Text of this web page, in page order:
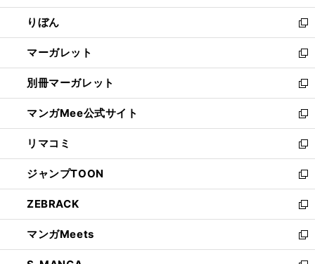
開
く
ウ
で
開
く
ン
ド
ウ
で
開
く
ウ
ィ
ン
ド
ウ
で
開
く
りぼん
新
し
い
ウ
ィ
ン
ド
ウ
で
開
く
マーガレット
新
し
い
ウ
ィ
ン
ド
ウ
で
開
く
別冊マーガレット
新
し
い
ウ
ィ
ン
ド
ウ
で
開
く
マンガMee公式サイト
新
し
い
ウ
ィ
ン
ド
ウ
で
開
リマコミ
新
し
い
ウ
ィ
ン
ド
ウ
ジャンプTOON
新
し
い
ウ
ィ
ン
ZEBRACK
新
し
い
ウ
マンガMeets
新
し